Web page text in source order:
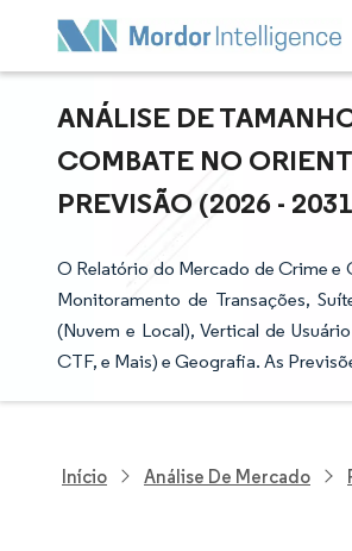
ANÁLISE DE
COMBATE NO
PREVISÃO (2026 -
O Relatório do Mercado de Crime e
Monitoramento de Transações,
(Nuvem e Local), Vertical de
CTF, e Mais) e Geografia. As
Início Análise De Mercado